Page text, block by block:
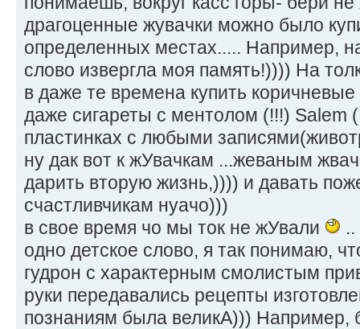
драгоценные жувачки можно было
определенных местах..... Например,
слово извергла моя память!)))) На
в даже те времена купить
даже сигареты с ментолом (!!!) Salem
пластинках с любыми
ну дак вот к жУвачкам ...жеваным
дарить вторую жизнь,)))) и давать
счастливчикам нуачо)))
в свое время чо мы ток не жУвали
одно детское слово, я так понимаю,
гудрон с характерным смолистым
руки передавались рецепты
познаниям была великА))) Например,